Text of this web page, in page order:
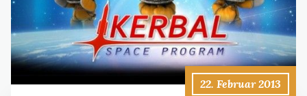
22. Februar 2013